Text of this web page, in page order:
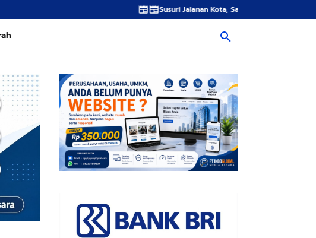
Susuri Jalanan Kota, Satlantas Polres Gresik Tebar Kebaikan